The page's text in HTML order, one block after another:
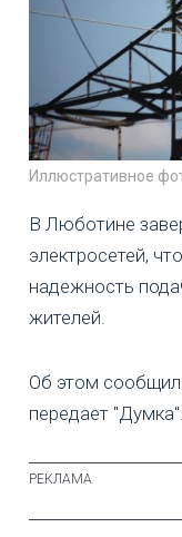
Иллюстративное
В Люботине
электросетей,
надежность
жителей.
Об этом
передает "Думка".